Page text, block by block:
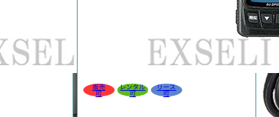
販売
可
レンタル
可
リース
可